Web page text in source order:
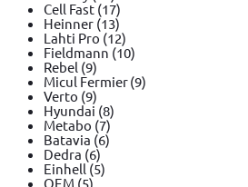
Cell Fast(17)
Heinner (13)
Lahti Pro(12)
Fieldmann (10)
Rebel (9)
Micul Fermier(9)
Verto (9)
Hyundai (8)
Metabo (7)
Batavia (6)
Dedra (6)
Einhell(5)
OEM (5)